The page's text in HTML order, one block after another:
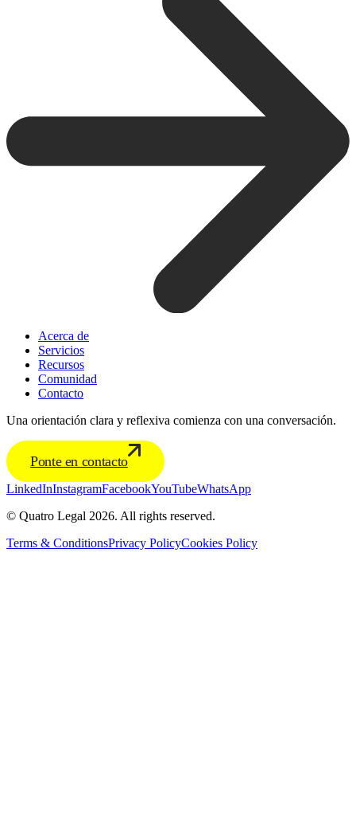
Acerca de
Servicios
Recursos
Comunidad
Contacto
Una orientación clara y reflexiva comienza con una conversación.
Ponte en contacto
LinkedInInstagramFacebookYouTubeWhatsApp
© Quatro Legal 2026. All rights reserved.
Terms & ConditionsPrivacy PolicyCookies Policy